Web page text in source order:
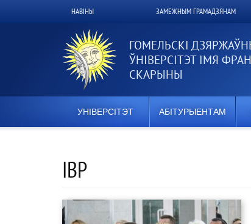
Верхнее
меню
НАВІНЫ ЗАМЕЖНЫМ ГРАМАДЗЯНАМ
ГОМЕЛЬСКІ
ЎНІВЕРСІТЭТ ІМЯ
СКАРЫНЫ
УНІВЕРСІТЭТ АБІТУРЫЕНТАМ
IВР